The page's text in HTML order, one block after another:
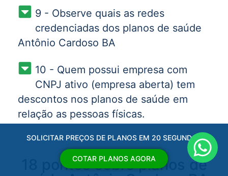
9 - Observe quais as redes
credenciadas dos planos de saúde
Antônio Cardoso BA
10 - Quem possui empresa com
CNPJ ativo (empresa aberta) tem
descontos nos planos de saúde em
relação as pessoas físicas.
18 pontos sobre planos de
SOLICITAR PREÇOS DE PLANOS EM 20 SEGUNDOS
COTAR PLANOS AGORA